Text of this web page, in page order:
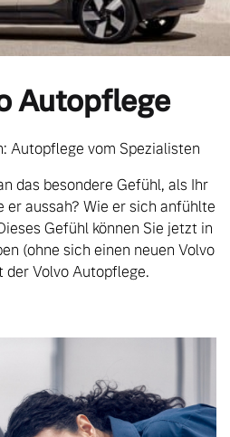
Sie erhalten bei uns eine
Vielzahl von Original
Winter- und
Autopflege
Autopflege vom Spezialisten
das besondere Gefühl, als Ihr
er aussah? Wie er sich anfühlte
Gefühl können Sie jetzt in
(ohne sich einen neuen Volvo
der Volvo Autopflege.